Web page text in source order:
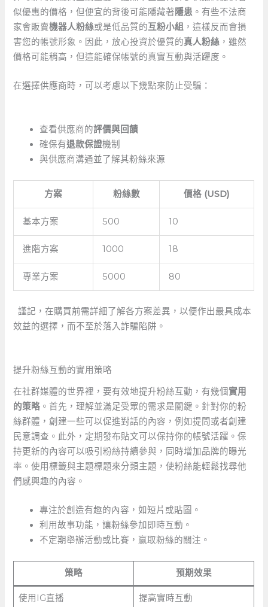
似優惠的價格，但便宜的背後可能隱藏著隱患 。有些不法商
家會販賣機器人粉絲或是低品質的互粉小組 ，這樣反而會損
害您的帳號形象。因此，放心投資於優質的真人粉絲 ，雖然
價格可能稍高，但這能確保帳號的真實互動與活躍度。
在選擇供應商時，可以考慮以下幾點來防止受騙：
查看供應商的評價與回饋
確保有退款保證機制
與供應商溝通並了解其粉絲來源
方案 粉絲數 價格 (USD)
基本方案 500 10
進階方案 1000 18
專業方案 5000 80
⁢ ⁤ 謹記，在購買前需詳細了解各方案差異，以便作出最具成本
效益的選擇，而不至於落入詐騙陷阱。
提升粉絲互動的實用策略
在社群媒體的世界裡，要有效地提升粉絲互動，有幾個實用
的策略 。首先，理解並滿足受眾的需求是關鍵。針對你的粉
絲群體，創建一些可以促進對話的內容，例如提問或者創建
民意調查。此外，定期發布貼文可以保持你的帳號活躍。保
持更新的內容可以吸引粉絲持續參與，同時增加品牌的曝光
率。使用標籤與主題標題來分類主題，使粉絲能輕鬆找尋他
們感興趣的內容。
專注於創造有趣的內容，如短片或貼圖。
利用故事功能，讓粉絲參加即時互動。
不定期舉辦活動或比賽，贏取粉絲的關注。
策略 預期效果
使用IG直播 提高實時互動